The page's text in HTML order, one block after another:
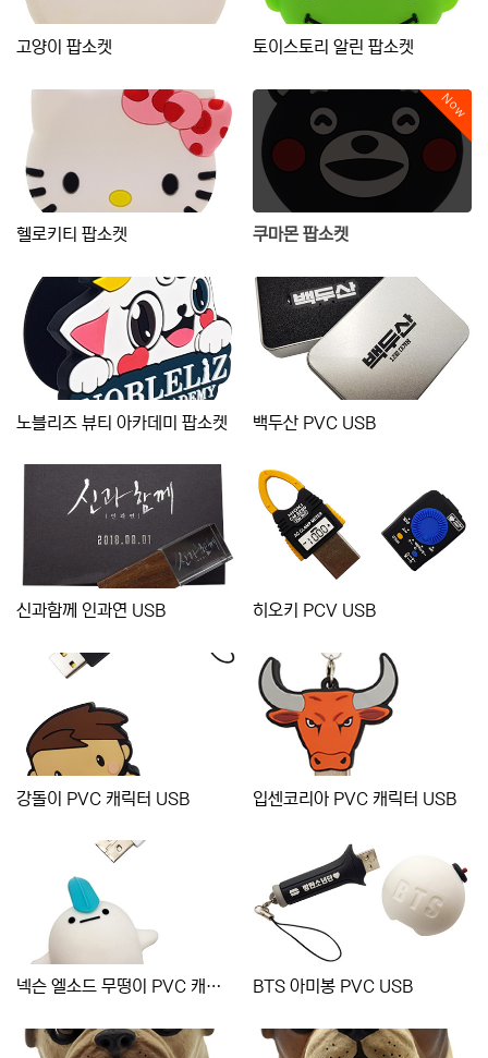
고양이 팝소켓 토이스토리 알린 팝소켓
헬로키티 팝소켓
Now
쿠마몬 팝소켓
노블리즈 뷰티 아카데미 팝소켓 백두산 PVC USB
신과함께 인과연 USB 히오키 PCV USB
강돌이 PVC 캐릭터 USB 입센코리아 PVC 캐릭터 USB
넥슨 엘소드 무떵이 PVC 캐릭터 USB BTS 아미봉 PVC USB